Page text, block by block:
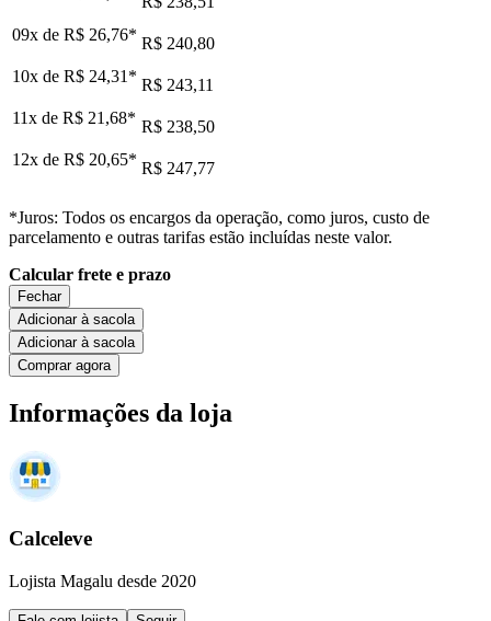
09x de R$ 26,76* R$ 240,80
10x de R$ 24,31 * R$ 243,11
11x de R$ 21,68* R$ 238,50
12x de R$ 20,65* R$ 247,77
*Juros: Todos os encargos da operação, como juros, custo de
parcelamento e outras tarifas estão incluídas neste valor.
Calcular frete e prazo
Fechar
Adicionar à sacola
Adicionar à sacola
Comprar agora
Informações da loja
Calceleve
Lojista Magalu desde 2020